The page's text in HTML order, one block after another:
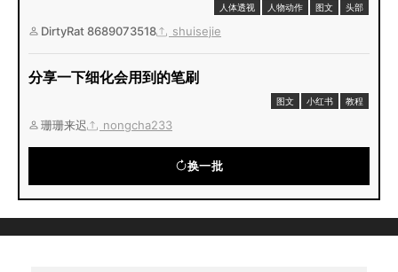
人体透视 人物动作 图文 头部
DirtyRat 8689073518 shuisejie
分享一下细化会用到的笔刷
图文 小红书 教程
珊珊来迟 nongcha233
换一批